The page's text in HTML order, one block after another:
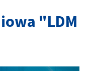
"LDM